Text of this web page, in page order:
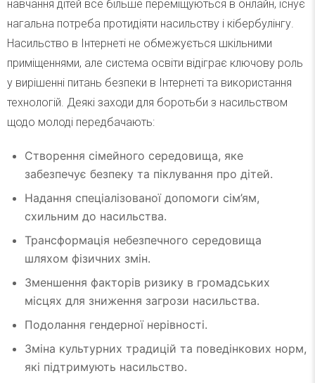
навчання дітей все більше переміщуються в онлайн, існує
нагальна потреба протидіяти насильству і кібербулінгу.
Насильство в Інтернеті не обмежується шкільними
приміщеннями, але система освіти відіграє ключову роль
у вирішенні питань безпеки в Інтернеті та використання
технологій. Деякі заходи для боротьби з насильством
щодо молоді передбачають:
Створення сімейного середовища, яке
забезпечує безпеку та піклування про дітей.
Надання спеціалізованої допомоги сім’ям,
схильним до насильства.
Трансформація небезпечного середовища
шляхом фізичних змін.
Зменшення факторів ризику в громадських
місцях для зниження загрози насильства.
Подолання гендерної нерівності.
Зміна культурних традицій та поведінкових норм,
які підтримують насильство.